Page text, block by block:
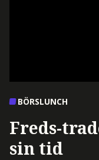
BÖRSLUNCH
Freds-
sin tid